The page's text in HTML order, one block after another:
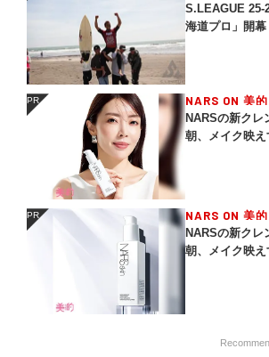
S.LEAGUE 25-
海道プロ」開幕
PR NARS ON 美的
NARSの新クレ
朝、メイク映
PR NARS ON 美的
NARSの新クレ
朝、メイク映